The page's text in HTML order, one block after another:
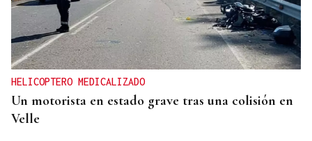
HELICOPTERO MEDICALIZADO
Un motorista en estado grave tras una colisión en
Velle